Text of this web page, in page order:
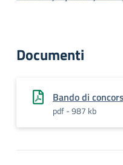
Documenti
Bando di
pdf - 987 kb